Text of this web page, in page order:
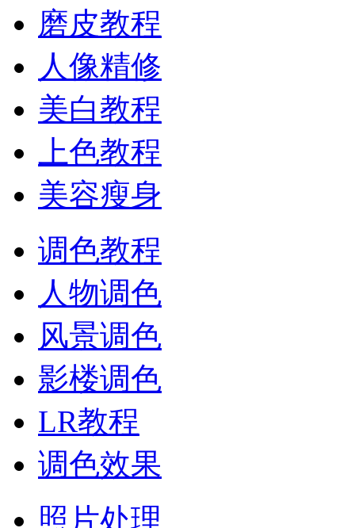
磨皮教程
人像精修
美白教程
上色教程
美容瘦身
调色教程
人物调色
风景调色
影楼调色
LR教程
调色效果
照片处理